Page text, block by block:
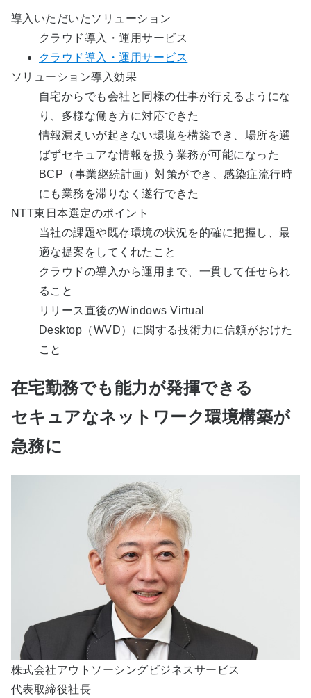
導入いただいたソリューション
クラウド導入・運用サービス
クラウド導入・運用サービス
ソリューション導入効果
自宅からでも会社と同様の仕事が行えるようにな
り、多様な働き方に対応できた
情報漏えいが起きない環境を構築でき、場所を選
ばずセキュアな情報を扱う業務が可能になった
BCP（事業継続計画）対策ができ、感染症流行時
にも業務を滞りなく遂行できた
NTT東日本選定のポイント
当社の課題や既存環境の状況を的確に把握し、最
適な提案をしてくれたこと
クラウドの導入から運用まで、一貫して任せられ
ること
リリース直後のWindows Virtual
Desktop（WVD）に関する技術力に信頼がおけた
こと
在宅勤務でも能力が発揮できる
セキュアなネットワーク環境構築が
急務に
株式会社アウトソーシングビジネスサービス
代表取締役社長